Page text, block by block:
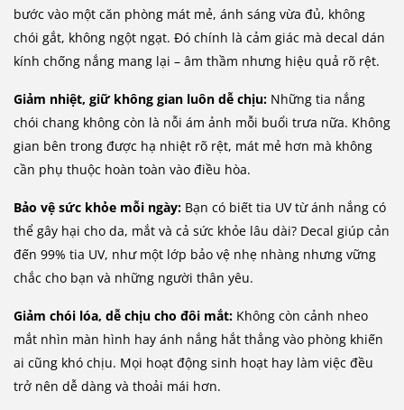
bước vào một căn phòng mát mẻ, ánh sáng vừa đủ, không
chói gắt, không ngột ngạt. Đó chính là cảm giác mà decal dán
kính chống nắng mang lại – âm thầm nhưng hiệu quả rõ rệt.
Giảm nhiệt, giữ không gian luôn dễ chịu: Những tia nắng
chói chang không còn là nỗi ám ảnh mỗi buổi trưa nữa. Không
gian bên trong được hạ nhiệt rõ rệt, mát mẻ hơn mà không
cần phụ thuộc hoàn toàn vào điều hòa.
Bảo vệ sức khỏe mỗi ngày: Bạn có biết tia UV từ ánh nắng có
thể gây hại cho da, mắt và cả sức khỏe lâu dài? Decal giúp cản
đến 99% tia UV, như một lớp bảo vệ nhẹ nhàng nhưng vững
chắc cho bạn và những người thân yêu.
Giảm chói lóa, dễ chịu cho đôi mắt: Không còn cảnh nheo
mắt nhìn màn hình hay ánh nắng hắt thẳng vào phòng khiến
ai cũng khó chịu. Mọi hoạt động sinh hoạt hay làm việc đều
trở nên dễ dàng và thoải mái hơn.